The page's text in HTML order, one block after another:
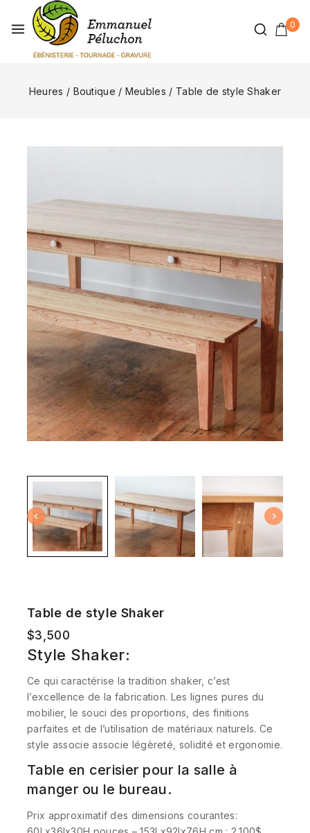
0
Heures / Boutique / Meubles / Table de style Shaker
Table de style Shaker
$3,500
Style Shaker:
Ce qui caractérise la tradition shaker, c’est
l’excellence de la fabrication. Les lignes pures du
mobilier, le souci des proportions, des finitions
parfaites et de l’utilisation de matériaux naturels. Ce
style associe associe légèreté, solidité et ergonomie.
Table en cerisier pour la salle à
manger ou le bureau.
Prix approximatif des dimensions courantes: